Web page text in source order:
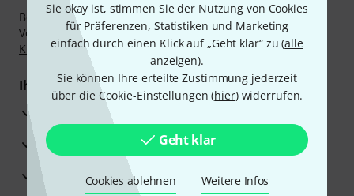
Sie okay ist, stimmen Sie der Nutzung von Cookies
für Präferenzen, Statistiken und Marketing
einfach durch einen Klick auf „Geht klar“ zu (alle
anzeigen).
Sie können Ihre erteilte Zustimmung jederzeit
über die Cookie-Einstellungen (hier) widerrufen.
Geht klar
Cookies ablehnen Weitere Infos
Bezahlen Sie vertraulich und sicher per Nachnahme,
Vorkasse, PayPal, Amazon Pay,Klarna Sofort bezahlen
Klarna Ratenzahlungoder Kreditkarte.
Ihre Vorteile
3 Jahre Thomann Garantie
30 Tage Money-Back-Garantie
Reparaturservice